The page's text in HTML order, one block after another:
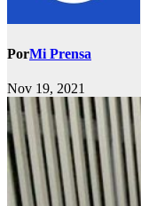
PorMi Prensa
Nov 19, 2021